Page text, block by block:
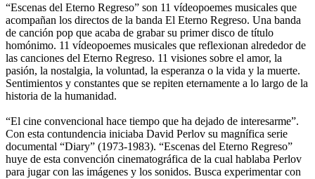
“Escenas del Eterno Regreso” son 11 vídeopoemes musicales que
acompañan los directos de la banda El Eterno Regreso. Una banda
de canción pop que acaba de grabar su primer disco de título
homónimo. 11 vídeopoemes musicales que reflexionan alrededor de
las canciones del Eterno Regreso. 11 visiones sobre el amor, la
pasión, la nostalgia, la voluntad, la esperanza o la vida y la muerte.
Sentimientos y constantes que se repiten eternamente a lo largo de la
historia de la humanidad.
“El cine convencional hace tiempo que ha dejado de interesarme”.
Con esta contundencia iniciaba David Perlov su magnífica serie
documental “Diary” (1973-1983). “Escenas del Eterno Regreso”
huye de esta convención cinematográfica de la cual hablaba Perlov
para jugar con las imágenes y los sonidos. Busca experimentar con